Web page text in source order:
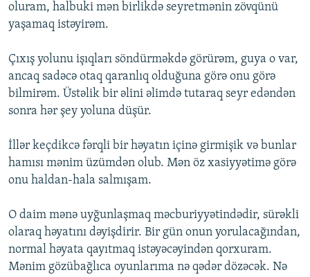
oluram, halbuki mən birlikdə seyretmənin zövqünü
yaşamaq istəyirəm.
Çıxış yolunu işıqları söndürməkdə görürəm, guya o var,
ancaq sadəcə otaq qaranlıq olduğuna görə onu görə
bilmirəm. Üstəlik bir əlini əlimdə tutaraq seyr edəndən
sonra hər şey yoluna düşür.
İllər keçdikcə fərqli bir həyatın içinə girmişik və bunlar
hamısı mənim üzümdən olub. Mən öz xasiyyətimə görə
onu haldan-hala salmışam.
O daim mənə uyğunlaşmaq məcburiyyətindədir, sürəkli
olaraq həyatını dəyişdirir. Bir gün onun yorulacağından,
normal həyata qayıtmaq istəyəcəyindən qorxuram.
Mənim gözübağlıca oyunlarıma nə qədər dözəcək. Nə